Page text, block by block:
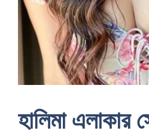
হালিমা এলাকার